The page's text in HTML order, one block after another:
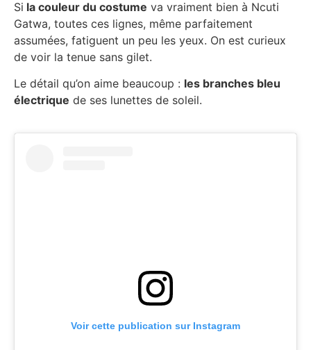
Si la couleur du costume va vraiment bien à Ncuti
Gatwa, toutes ces lignes, même parfaitement
assumées, fatiguent un peu les yeux. On est curieux
de voir la tenue sans gilet.
Le détail qu’on aime beaucoup : les branches bleu
électrique de ses lunettes de soleil.
Voir cette publication sur Instagram